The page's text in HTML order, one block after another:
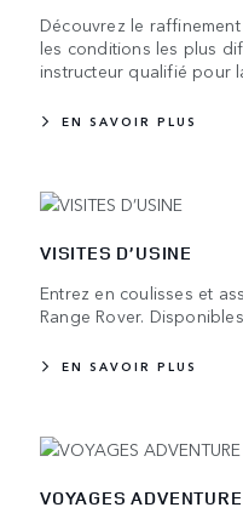
Découvrez le
les conditions les plus
instructeur qualifié pour
EN SAVOIR PLUS
VISITES D’USINE
Entrez en coulisses et
Range Rover.
EN SAVOIR PLUS
VOYAGES